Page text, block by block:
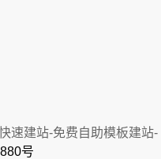
速建站-免费自助模板建站-
号